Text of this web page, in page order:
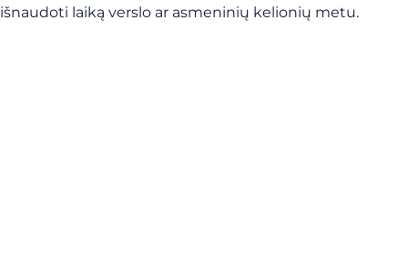
išnaudoti laiką verslo ar asmeninių kelionių metu.